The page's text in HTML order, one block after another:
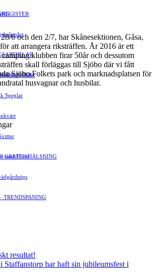
Speglar
med Hund
TRENDSPANING
GRATTISHÄLSNING
6 och den 2/7, har Skånesektionen, Gåsa,
att arrangera riksträffen. År 2016 är ett
klubben firar 50år och dessutom
skall förläggas till Sjöbo där vi fått
Sjöbo Folkets park och marknadsplatsen för
husvagnar och husbilar.
resultat!
Staffanstorp har haft sin jubileumsfest i